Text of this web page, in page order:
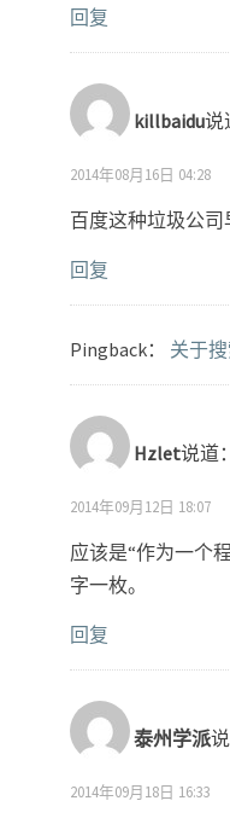
回复
killbaidu说
2014年08月16日 04:28
百度这种垃圾公
回复
Pingback： 关于
Hzlet说道：
2014年09月12日 18:07
应该是“作为一个
字一枚。
回复
泰州学派说
2014年09月18日 16:33